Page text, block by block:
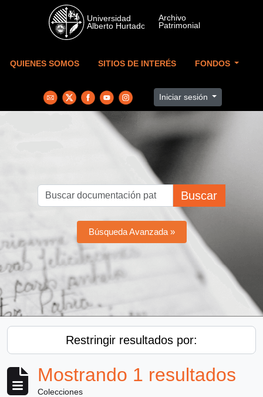
Skip to main content
QUIENES SOMOS SITIOS DE INTERÉS FONDOS
Iniciar sesión
Buscar
Búsqueda Avanzada »
Restringir resultados por:
Mostrando 1 resultados
Colecciones